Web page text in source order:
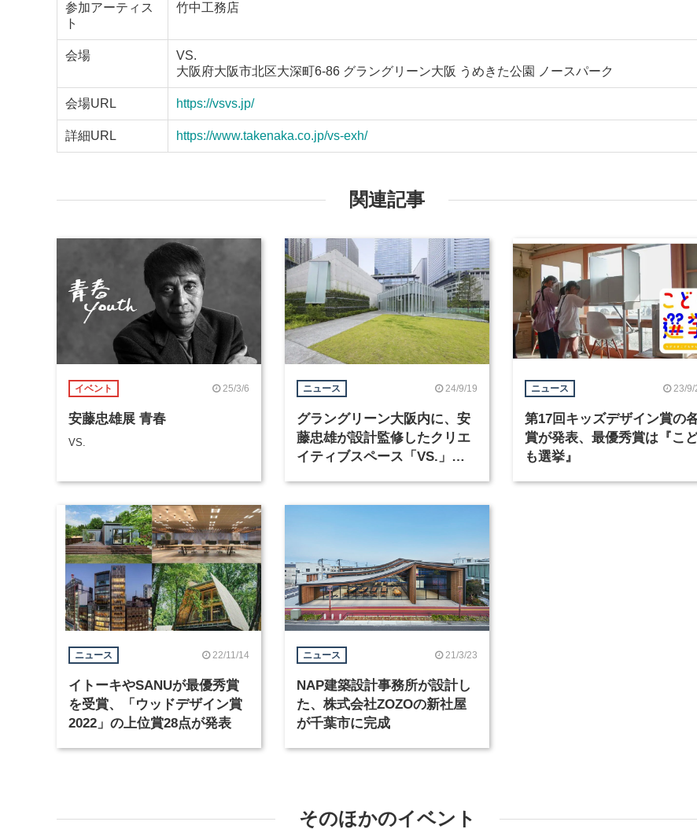
参加アーティス
ト
竹中工務店
会場
VS.
大阪府大阪市北区大深町6-86 グラングリーン大阪 うめきた公園 ノースパーク
会場URL https://vsvs.jp/
詳細URL https://www.takenaka.co.jp/vs-exh/
関連記事
イベント 25/3/6
安藤忠雄展 青春
VS.
ニュース 24/9/19
グラングリーン大阪内に、安
藤忠雄が設計監修したクリエ
イティブスペース「VS.」が
ニュース 23/9/
第17回キッズデザイン賞の
賞が発表、最優秀賞は『こ
も選挙』
ニュース 22/11/14
イトーキやSANUが最優秀賞
を受賞、「ウッドデザイン賞
2022」の上位賞28点が発表
ニュース 21/3/23
NAP建築設計事務所が設計し
た、株式会社ZOZOの新社屋
が千葉市に完成
そのほかのイベント